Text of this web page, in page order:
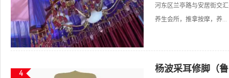
河东区兰亭路与安居街交
养生会所，推拿按摩，养...
4 杨波采耳修脚（